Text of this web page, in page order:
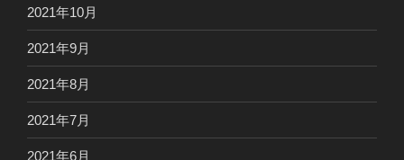
2021年10月
2021年9月
2021年8月
2021年7月
2021年6月